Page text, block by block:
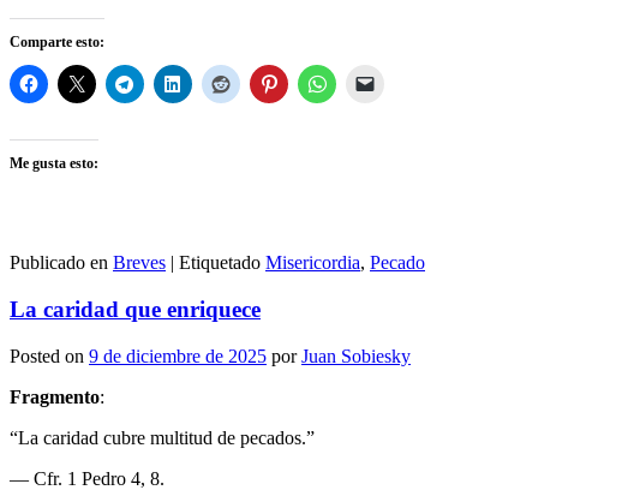
Comparte esto:
Me gusta esto:
Publicado en Breves | Etiquetado Misericordia, Pecado
La caridad que enriquece
Posted on 9 de diciembre de 2025 porJuan Sobiesky
Fragmento:
“La caridad cubre multitud de pecados.”
— Cfr. 1 Pedro 4, 8.